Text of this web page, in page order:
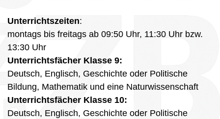
Unterrichtszeiten:
montags bis freitags ab 09:50 Uhr, 11:30 Uhr bzw.
13:30 Uhr
Unterrichtsfächer Klasse 9:
Deutsch, Englisch, Geschichte oder Politische
Bildung, Mathematik und eine Naturwissenschaft
Unterrichtsfächer Klasse 10:
Deutsch, Englisch, Geschichte oder Politische